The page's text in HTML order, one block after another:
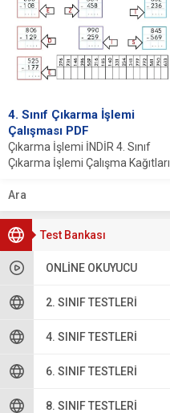
Test Bankası
ONLINE OKUYUCU
2. SINIF TESTLERI
4. SINIF TESTLERI
6. SINIF TESTLERI
8. SINIF TESTLERI
4. Sınıf Çıkarma İşlemi
Çalışması PDF
Çıkarma İşlemi İNDİR 4. Sınıf
Çıkarma İşlemi Çalışma Kağıtları
matematiksel becerilerini
geliştirmede...